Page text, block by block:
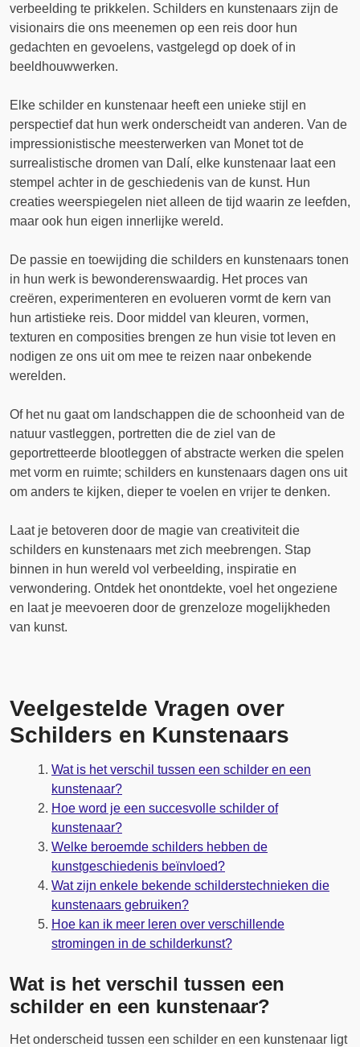
verbeelding te prikkelen. Schilders en kunstenaars zijn de
visionairs die ons meenemen op een reis door hun
gedachten en gevoelens, vastgelegd op doek of in
beeldhouwwerken.
Elke schilder en kunstenaar heeft een unieke stijl en
perspectief dat hun werk onderscheidt van anderen. Van de
impressionistische meesterwerken van Monet tot de
surrealistische dromen van Dalí, elke kunstenaar laat een
stempel achter in de geschiedenis van de kunst. Hun
creaties weerspiegelen niet alleen de tijd waarin ze leefden,
maar ook hun eigen innerlijke wereld.
De passie en toewijding die schilders en kunstenaars tonen
in hun werk is bewonderenswaardig. Het proces van
creëren, experimenteren en evolueren vormt de kern van
hun artistieke reis. Door middel van kleuren, vormen,
texturen en composities brengen ze hun visie tot leven en
nodigen ze ons uit om mee te reizen naar onbekende
werelden.
Of het nu gaat om landschappen die de schoonheid van de
natuur vastleggen, portretten die de ziel van de
geportretteerde blootleggen of abstracte werken die spelen
met vorm en ruimte; schilders en kunstenaars dagen ons uit
om anders te kijken, dieper te voelen en vrijer te denken.
Laat je betoveren door de magie van creativiteit die
schilders en kunstenaars met zich meebrengen. Stap
binnen in hun wereld vol verbeelding, inspiratie en
verwondering. Ontdek het onontdekte, voel het ongeziene
en laat je meevoeren door de grenzeloze mogelijkheden
van kunst.
Veelgestelde Vragen over
Schilders en Kunstenaars
Wat is het verschil tussen een schilder en een
kunstenaar?
Hoe word je een succesvolle schilder of
kunstenaar?
Welke beroemde schilders hebben de
kunstgeschiedenis beïnvloed?
Wat zijn enkele bekende schilderstechnieken die
kunstenaars gebruiken?
Hoe kan ik meer leren over verschillende
stromingen in de schilderkunst?
Wat is het verschil tussen een
schilder en een kunstenaar?
Het onderscheid tussen een schilder en een kunstenaar ligt